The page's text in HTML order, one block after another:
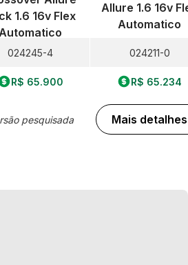
1.6 16v Flex
024245-4
R$ 65.900
pesquisada
Allure 1.6 16v
Automatico
024211-0
R$ 65.234
Mais detalhes